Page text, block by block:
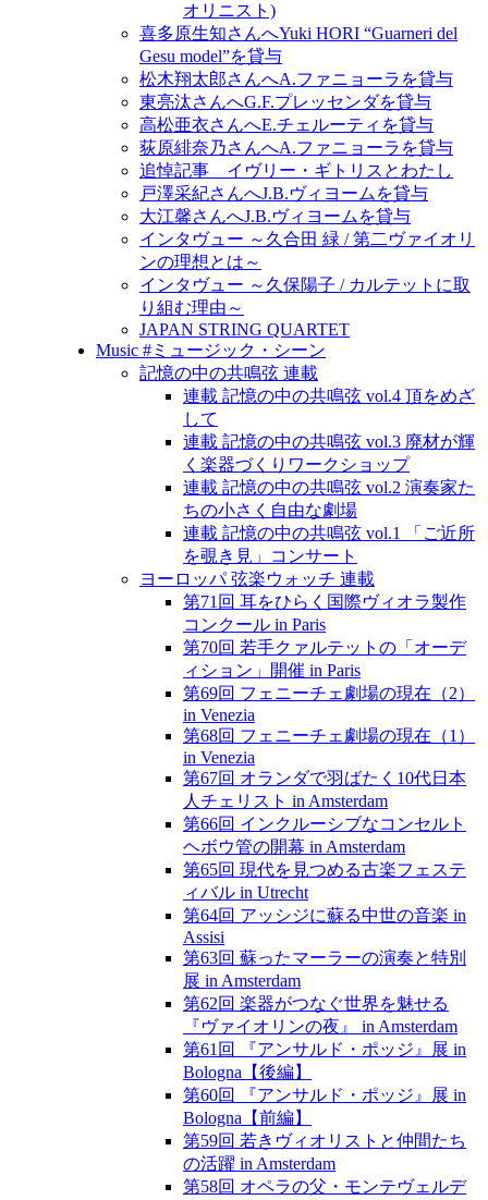
オリニスト)
喜多原生知さんへYuki HORI “Guarneri del
Gesu model”を貸与
松木翔太郎さんへA.ファニョーラを貸与
東亮汰さんへG.F.プレッセンダを貸与
高松亜衣さんへE.チェルーティを貸与
荻原緋奈乃さんへA.ファニョーラを貸与
追悼記事 イヴリー・ギトリスとわたし
戸澤采紀さんへJ.B.ヴィヨームを貸与
大江馨さんへJ.B.ヴィヨームを貸与
インタヴュー ～久合田 緑 / 第二ヴァイオリ
ンの理想とは～
インタヴュー ～久保陽子 / カルテットに取
り組む理由～
JAPAN STRING QUARTET
Music #ミュージック・シーン
記憶の中の共鳴弦 連載
連載 記憶の中の共鳴弦 vol.4 頂をめざ
して
連載 記憶の中の共鳴弦 vol.3 廃材が輝
く楽器づくりワークショップ
連載 記憶の中の共鳴弦 vol.2 演奏家た
ちの小さく自由な劇場
連載 記憶の中の共鳴弦 vol.1 「ご近所
を覗き見」コンサート
ヨーロッパ 弦楽ウォッチ 連載
第71回 耳をひらく国際ヴィオラ製作
コンクール in Paris
第70回 若手クァルテットの「オーデ
ィション」開催 in Paris
第69回 フェニーチェ劇場の現在（2）
in Venezia
第68回 フェニーチェ劇場の現在（1）
in Venezia
第67回 オランダで羽ばたく10代日本
人チェリスト in Amsterdam
第66回 インクルーシブなコンセルト
ヘボウ管の開幕 in Amsterdam
第65回 現代を見つめる古楽フェステ
ィバル in Utrecht
第64回 アッシジに蘇る中世の音楽 in
Assisi
第63回 蘇ったマーラーの演奏と特別
展 in Amsterdam
第62回 楽器がつなぐ世界を魅せる
『ヴァイオリンの夜』 in Amsterdam
第61回 『アンサルド・ポッジ』展 in
Bologna【後編】
第60回 『アンサルド・ポッジ』展 in
Bologna【前編】
第59回 若きヴィオリストと仲間たち
の活躍 in Amsterdam
第58回 オペラの父・モンテヴェルデ